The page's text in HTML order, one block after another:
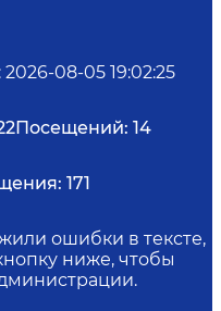
: 2026-08-05 19:02:25
Посещений: 14
171
ошибки в тексте,
ниже, чтобы